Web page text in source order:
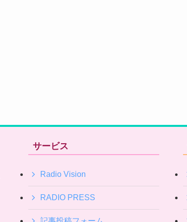
サービス
Radio Vision
RADIO PRESS